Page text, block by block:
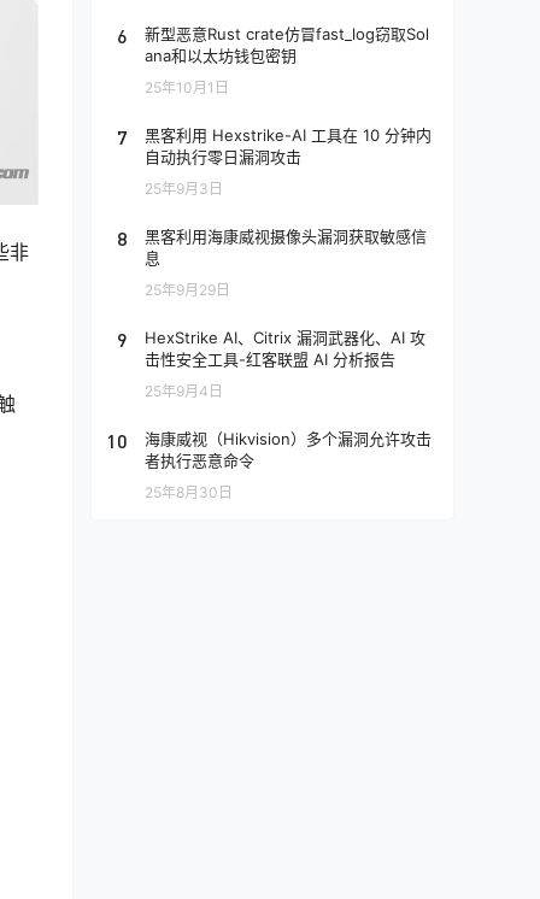
非
6
新型恶意Rust crate仿冒fast_log窃取Sol
ana和以太坊钱包密钥
25年10月1日
7
黑客利用 Hexstrike-AI 工具在 10 分钟内
自动执行零日漏洞攻击
25年9月3日
8
黑客利用海康威视摄像头漏洞获取敏感信
息
25年9月29日
9
HexStrike AI、Citrix 漏洞武器化、AI 攻
击性安全工具-红客联盟 AI 分析报告
25年9月4日
10
海康威视（Hikvision）多个漏洞允许攻击
者执行恶意命令
25年8月30日